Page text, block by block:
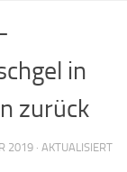
in
zurück
2019 · AKTUALISIERT